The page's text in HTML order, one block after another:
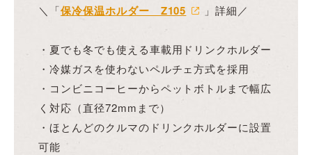
＼「保冷保温ホルダー Z105 」詳細／
・夏でも冬でも使える車載用ドリンクホルダー
・冷媒ガスを使わないペルチェ方式を採用
・コンビニコーヒーからペットボトルまで幅広
く対応（直径72mmまで）
・ほとんどのクルマのドリンクホルダーに設置
可能